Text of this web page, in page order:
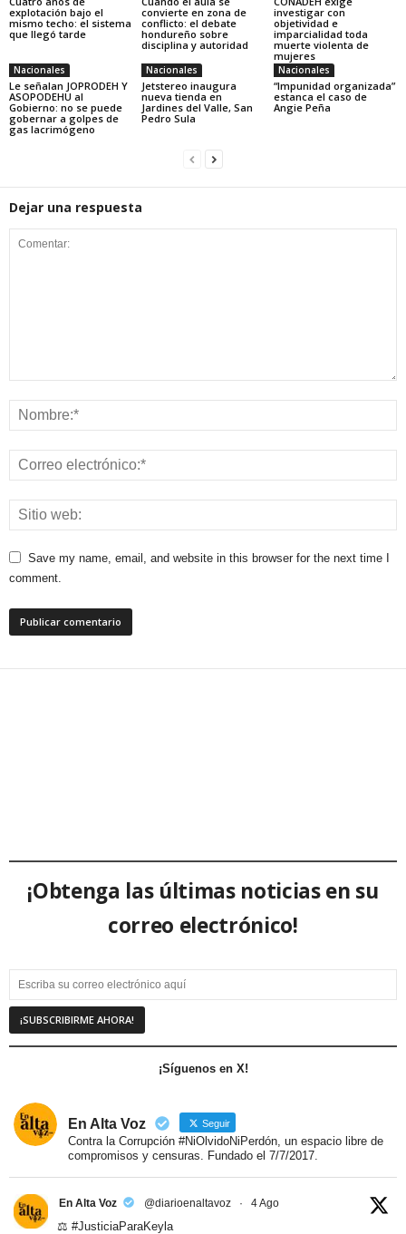
explotación bajo el
mismo techo: el sistema
que llegó tarde
convierte en zona de
conflicto: el debate
hondureño sobre
disciplina y autoridad
investigar con
objetividad e
imparcialidad toda
muerte violenta de
mujeres
Nacionales
Le señalan JOPRODEH Y
ASOPODEHU al
Gobierno: no se puede
gobernar a golpes de
gas lacrimógeno
Nacionales
Jetstereo inaugura
nueva tienda en
Jardines del Valle, San
Pedro Sula
Nacionales
“Impunidad organizada”
estanca el caso de
Angie Peña
Dejar una respuesta
Save my name, email, and website in this browser for the next time I
comment.
¡Obtenga las últimas noticias en su
correo electrónico!
¡Síguenos en X!
En Alta Voz Seguir
Contra la Corrupción #NiOlvidoNiPerdón, un espacio libre de
compromisos y censuras. Fundado el 7/7/2017.
En Alta Voz @diarioenaltavoz · 4 Ago
⚖️ #JusticiaParaKeyla